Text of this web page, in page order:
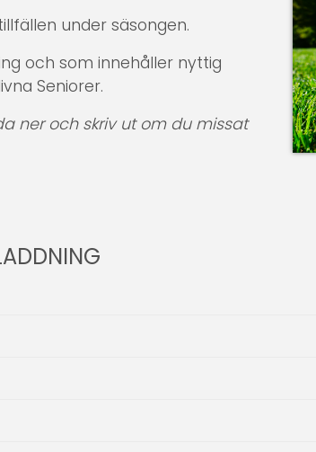
under säsongen.
och som innehåller nyttig
Seniorer.
ner och skriv ut om du missat